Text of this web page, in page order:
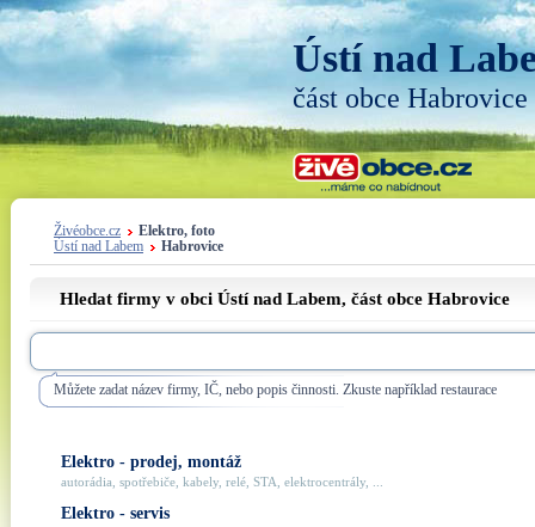
Ústí nad
část obce Habrovice
Živéobce.cz
Elektro, foto
Ústí nad Labem
Habrovice
Hledat firmy v obci Ústí nad Labem, část obce Habrovice
Můžete zadat název firmy, IČ, nebo popis činnosti. Zkuste například restaurace
Elektro - prodej, montáž
autorádia, spotřebiče, kabely, relé, STA, elektrocentrály, ...
Elektro - servis